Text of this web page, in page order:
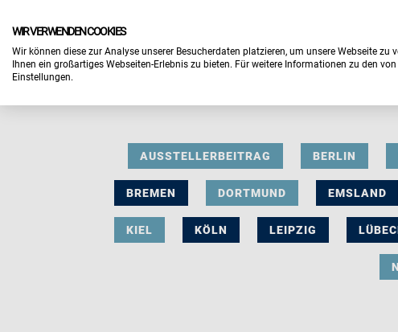
AUSSTELLERBEITRAG BERLIN
BREMEN DORTMUND EMSLAND
KIEL KÖLN LEIPZIG
WIR VERWENDEN COOKIES
Wir können diese zur Analyse unserer Besucherdaten platzieren, um unsere Webseite zu
Ihnen ein großartiges Webseiten-Erlebnis zu bieten. Für weitere Informationen zu den
Einstellungen.